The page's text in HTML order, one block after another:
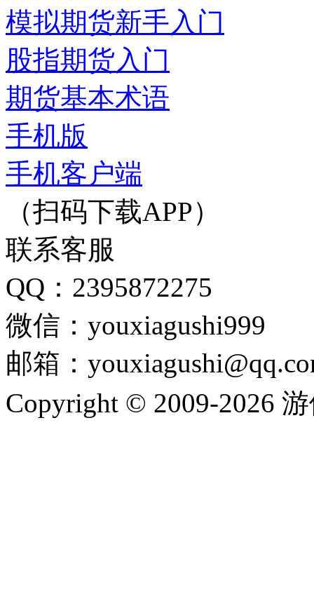
模拟期货新手入门
股指期货入门
期货基本术语
手机版
手机客户端
（扫码下载APP）
联系客服
QQ：2395872275
微信：youxiagushi999
邮箱：
Copyright © 2009-2026